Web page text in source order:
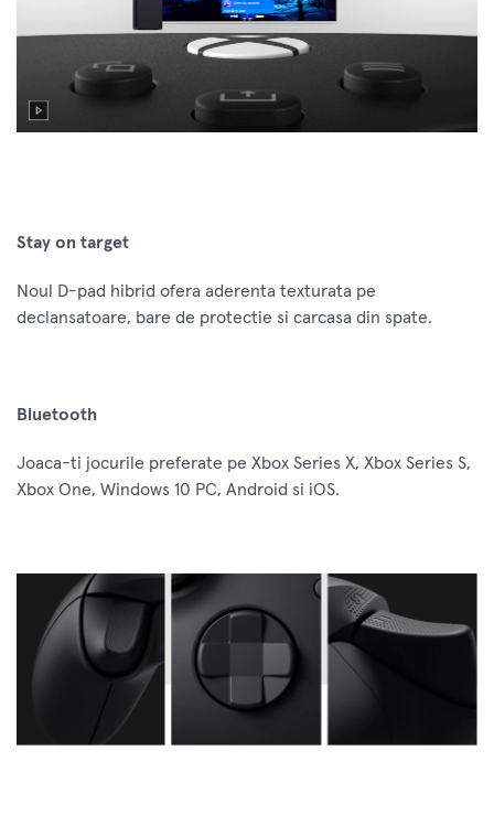
Stay on target
Noul D-pad hibrid ofera aderenta texturata pe
declansatoare, bare de protectie si carcasa din spate.
Bluetooth
Joaca-ti jocurile preferate pe Xbox Series X, Xbox Series S,
Xbox One, Windows 10 PC, Android si iOS.